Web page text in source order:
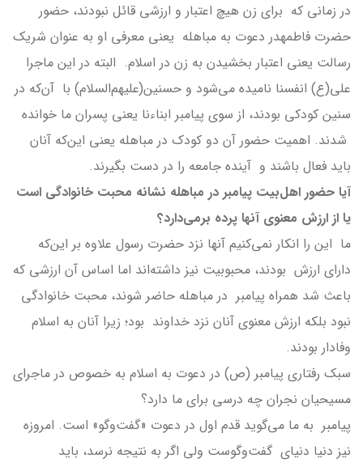
در زمانی که برای زن هیچ اعتبار و ارزشی قائل نبودند، حضور
حضرت فاطمهدر دعوت به مباهله یعنی معرفی او به عنوان شریک
رسالت یعنی اعتبار بخشیدن به زن در اسلام. البته در این ماجرا
علی(ع) انفسنا نامیده می‌شود و حسنین(علیهم‌السلام) با آن‌که در
سنین کودکی بودند، از سوی پیامبر ابناءنا یعنی پسران ما خوانده
شدند. اهمیت حضور آن دو کودک در مباهله یعنی این‌که آنان
باید فعال باشند و آینده جامعه را در دست بگیرند.
آیا حضور اهل‌بیت پیامبر در مباهله نشانه محبت خانوادگی است
یا از ارزش معنوی آنها پرده برمی‌دارد؟
ما این را انکار نمی‌کنیم آنها نزد حضرت رسول علاوه بر این‌که
دارای ارزش بودند، محبوبیت نیز داشته‌اند اما اساس آن ارزشی که
باعث شد همراه پیامبر در مباهله حاضر شوند، محبت خانوادگی
نبود بلکه ارزش معنوی آنان نزد خداوند بود؛ زیرا آنان به اسلام
وفادار بودند.
سبک رفتاری پیامبر (ص) در دعوت به اسلام به خصوص در ماجرای
مسیحیان نجران چه درسی برای ما دارد؟
پیامبر به ما می‌گوید قدم اول در دعوت «گفت‌وگو» است. امروزه
نیز دنیا دنیای گفت‌وگوست ولی اگر به نتیجه نرسد، باید